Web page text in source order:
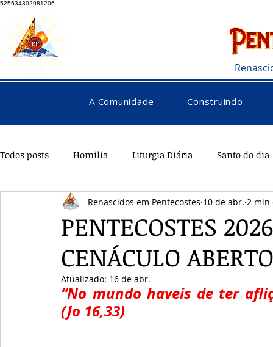
525634302981206
A Comunidade Construindo
Todos posts Homilia Liturgia Diária Santo do dia
Pentecostes Galeria Orações Saúde
PENTECOSTES
CENÁCULO ABERTO
Renascidos em Pentecostes 10 de abr. 2 min
Atualizado: 16 de abr.
“No mundo haveis de ter
(Jo 16,33)